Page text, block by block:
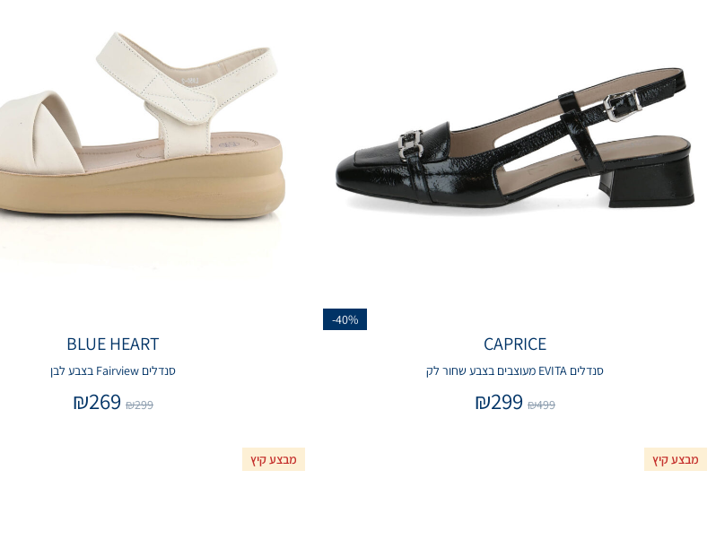
-40%
CAPRICE
סנדלים EVITA מעוצבים בצבע שחור לק
₪499
₪299
BLUE HEART
סנדלים Fairview בצבע לבן
₪299
₪269
מבצע קיץ מבצע קיץ